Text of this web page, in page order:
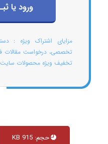
ورود یا
مزایای اشتراک ویژه :
تخصصی، درخواست مقالات
تخفیف ویژه محصولات
حجم: 915 KB